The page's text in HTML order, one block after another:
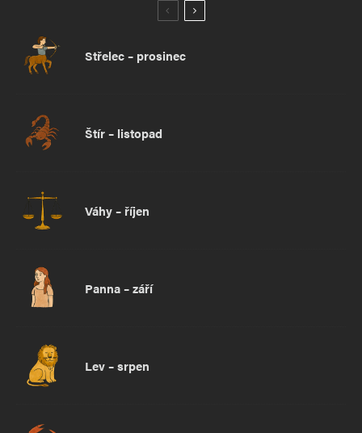
Střelec – prosinec
Štír – listopad
Váhy – říjen
Panna – září
Lev – srpen